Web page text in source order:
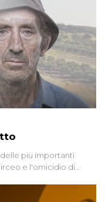
più importanti
e l'omicidio di